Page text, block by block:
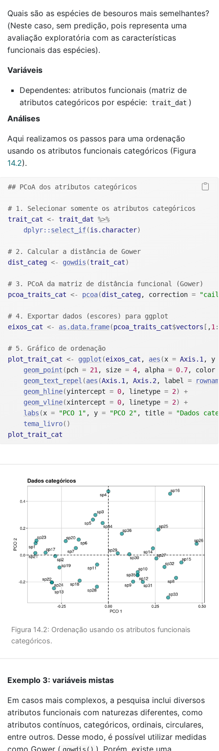
Quais são as espécies de besouros mais semelhantes?
(Neste caso, sem predição, pois representa uma
avaliação exploratória com as características
funcionais das espécies).
Variáveis
Dependentes: atributos funcionais (matriz de
atributos categóricos por espécie: trait_dat )
Análises
Aqui realizamos os passos para uma ordenação
usando os atributos funcionais categóricos (Figura
14.2).
## PCoA dos atributos categóricos
# 1. Selecionar somente os atributos categóricos
trait_cat <- trait_dat %>%
dplyr:: select_if(is.character)
# 2. Calcular a distância de Gower
dist_categ <- gowdis (trait_cat)
# 3. PCoA da matriz de distância funcional (Gower)
pcoa_traits_cat <- pcoa(dist_categ, correction =
# 4. Exportar dados (escores) para ggplot
eixos_cat <- as.data.frame(pcoa_traits_cat$vectors [ ,1 :
# 5. Gráfico de ordenação
plot_trait_cat <- ggplot (eixos_cat , aes (x = Axis.1 , y
geom_point (pch = 21 , size = 4, alpha = 0.7, color
geom_text_repel (aes (Axis.1 , Axis.2 , label =
geom_hline(yintercept = 0, linetype = 2)
+
geom_vline(xintercept = 0, linetype = 2)
+
labs (x = "PCO 1" , y = "PCO 2" , title =
"Dados
tema_livro( )
plot_trait_cat
Figura 14.2: Ordenação usando os atributos funcionais
categóricos.
Exemplo 3: variáveis mistas
Em casos mais complexos, a pesquisa inclui diversos
atributos funcionais com naturezas diferentes, como
atributos contínuos, categóricos, ordinais, circulares,
entre outros. Desse modo, é possível utilizar medidas